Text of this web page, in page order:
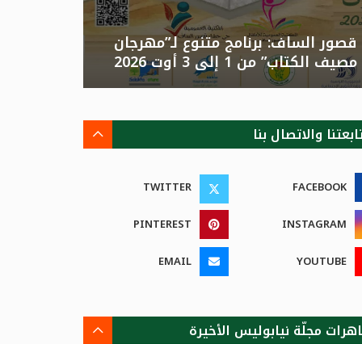
قصور الساف: برنامج متنوع لـ”مهرجان
مصيف الكتاب” من 1 إلى 3 أوت 2026
والاتصال بنا
FACEBOOK
TWITTER
INSTAGRAM
PINTEREST
YOUTUBE
EMAIL
مجلّة نيابوليس الأخيرة